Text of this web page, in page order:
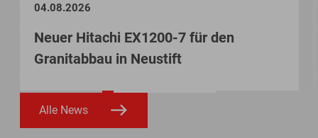
04.08.2026
Neuer Hitachi EX1200-7 für den
Granitabbau in Neustift
Alle News